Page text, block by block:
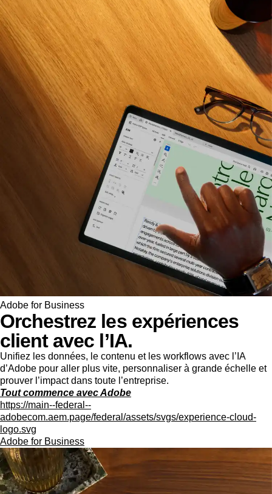
Adobe for Business
Orchestrez les expériences
client avec l’IA.
Unifiez les données, le contenu et les workflows avec l’IA
d’Adobe pour aller plus vite, personnaliser à grande échelle et
prouver l’impact dans toute l’entreprise.
Tout commence avec Adobe
https://main--federal--
adobecom.aem.page/federal/assets/svgs/experience-cloud-
logo.svg
Adobe for Business